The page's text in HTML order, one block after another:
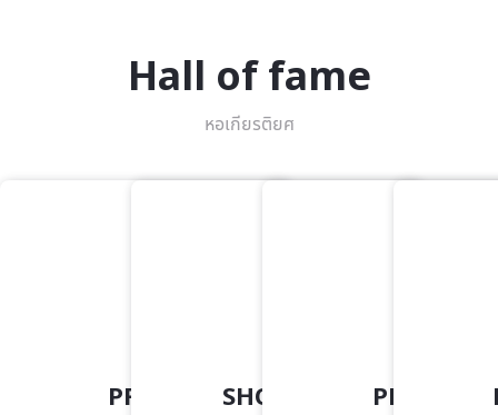
Hall of fame
หอเกียรติยศ
PROM SHOGUN PEAM